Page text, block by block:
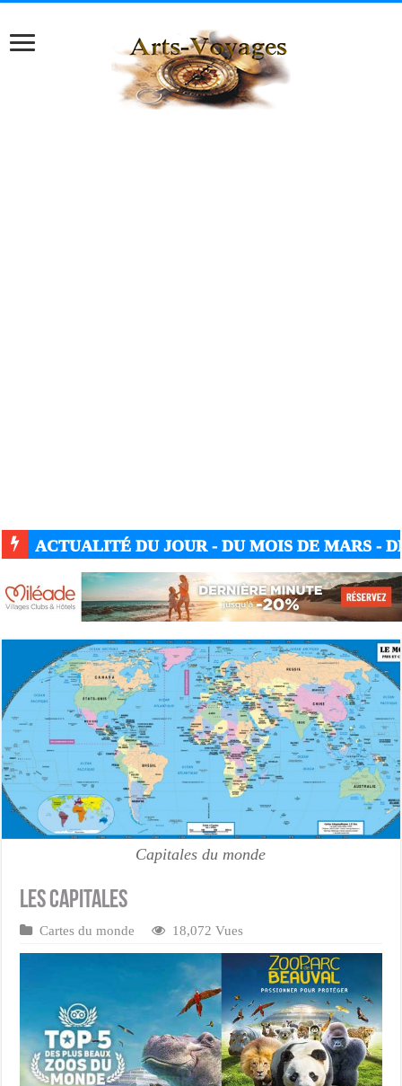
ACTUALITÉ DU JOUR - DU MOIS DE MARS -
Capitales du monde
Les capitales
Cartes du monde 18,072 Vues